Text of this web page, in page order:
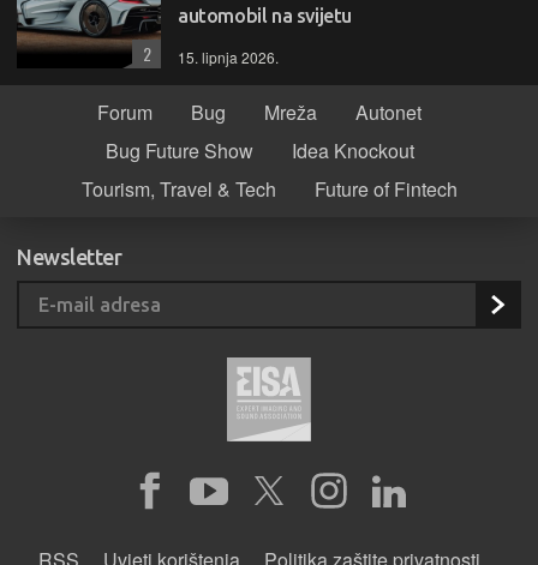
automobil na svijetu
15. lipnja 2026.
2
Forum Bug Mreža
Autonet
Bug Future Show
Idea Knockout
Tourism, Travel & Tech
Future of Fintech
Newsletter